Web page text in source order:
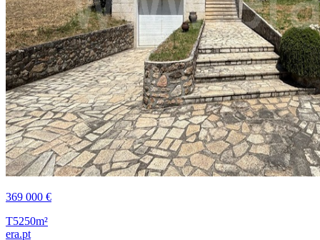
369 000 €
T5250m²
era.pt